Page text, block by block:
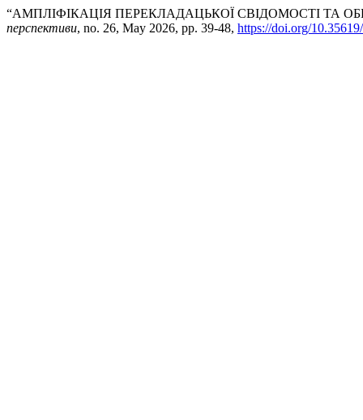
“АМПЛІФІКАЦІЯ ПЕРЕКЛАДАЦЬКОЇ СВІДОМОСТІ ТА
перспективи, no. 26, May 2026, pp. 39-48, https://doi.org/